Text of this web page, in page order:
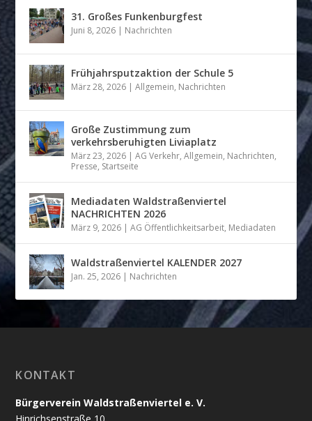
31. Großes Funkenburgfest
Juni 8, 2026 | Nachrichten
Frühjahrsputzaktion der Schule 5
März 28, 2026 |Allgemein, Nachrichten
Große Zustimmung zum
verkehrsberuhigten Liviaplatz
März 23, 2026 |AG Verkehr,Allgemein, Nachrichten,
Presse, Startseite
Mediadaten Waldstraßenviertel
NACHRICHTEN 2026
März 9, 2026 |AG Öffentlichkeitsarbeit, Mediadaten
Waldstraßenviertel KALENDER 2027
Jan. 25, 2026 | Nachrichten
KONTAKT
Bürgerverein Waldstraßenviertel e. V.